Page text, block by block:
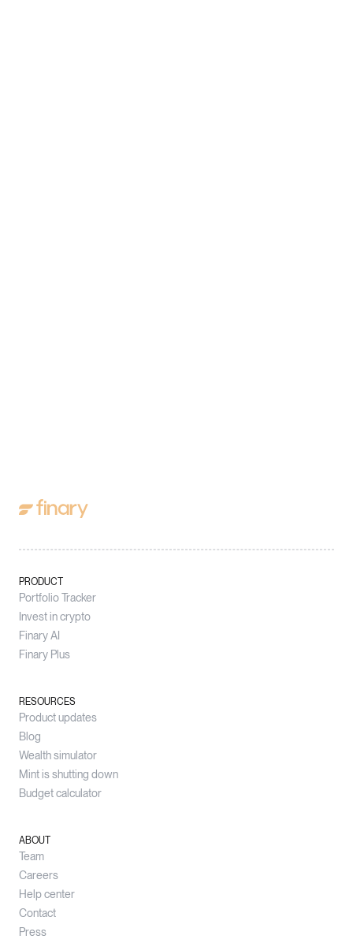
PRODUCT
Portfolio Tracker
Invest in crypto
Finary AI
Finary Plus
RESOURCES
Product updates
Blog
Wealth simulator
Mint is shutting down
Budget calculator
ABOUT
Team
Careers
Help center
Contact
Press